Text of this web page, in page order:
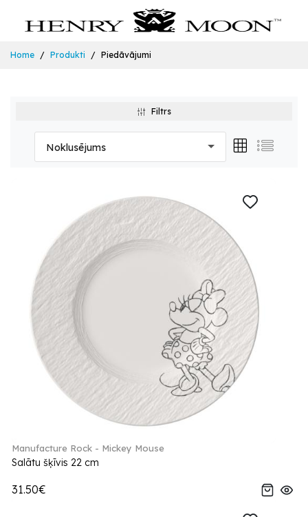
Home Produkti Piedāvājumi
Filtrs
Manufacture Rock - Mickey Mouse
Salātu šķīvis 22 cm
31.50€